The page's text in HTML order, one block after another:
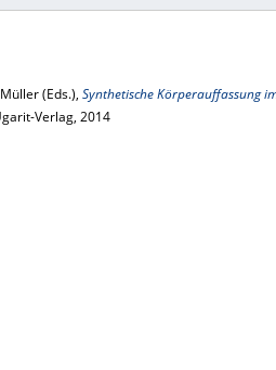
(Eds.), Synthetische Körperauffassung
Verlag, 2014